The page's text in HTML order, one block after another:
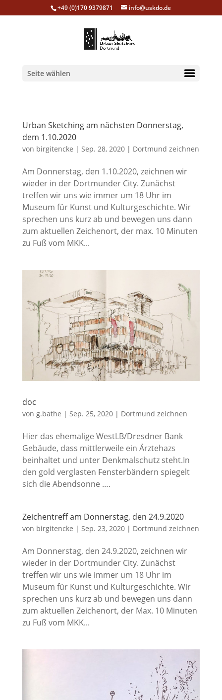
+49 (0)170 9379871 info@uskdo.de
Seite wählen
Urban Sketching am nächsten Donnerstag,
dem 1.10.2020
von birgitencke | Sep. 28, 2020| Dortmund zeichnen
Am Donnerstag, den 1.10.2020, zeichnen wir
wieder in der Dortmunder City. Zunächst
treffen wir uns wie immer um 18 Uhr im
Museum für Kunst und Kulturgeschichte. Wir
sprechen uns kurz ab und bewegen uns dann
zum aktuellen Zeichenort, der max. 10 Minuten
zu Fuß vom MKK...
doc
von g.bathe | Sep. 25, 2020| Dortmund zeichnen
Hier das ehemalige WestLB/Dresdner Bank
Gebäude, dass mittlerweile ein Ärztehazs
beinhaltet und unter Denkmalschutz steht.In
den gold verglasten Fensterbändern spiegelt
sich die Abendsonne ….
Zeichentreff am Donnerstag, den 24.9.2020
von birgitencke | Sep. 23, 2020| Dortmund zeichnen
Am Donnerstag, den 24.9.2020, zeichnen wir
wieder in der Dortmunder City. Zunächst
treffen wir uns wie immer um 18 Uhr im
Museum für Kunst und Kulturgeschichte. Wir
sprechen uns kurz ab und bewegen uns dann
zum aktuellen Zeichenort, der Max. 10 Minuten
zu Fuß vom MKK...